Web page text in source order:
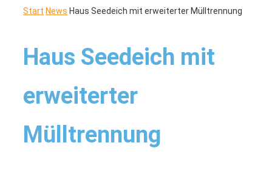
Start News Haus Seedeich mit erweiterter Mülltrennung
Haus Seedeich mit
erweiterter
Mülltrennung